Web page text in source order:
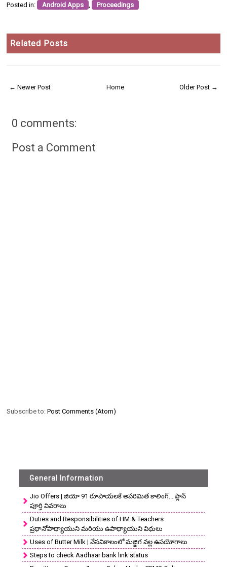
Posted in: Android Apps Proceedings
Related Posts
← Newer Post Older Post →
Home
0 comments:
Post a Comment
Subscribe to:Post Comments (Atom)
General Information
Jio Offers | జియో 91 రూపాయలకే అపరిమిత కాలింగ్... ప్లాన్
పూర్తి వివరాలు
Duties and Responsibilities of HM & Teachers
ప్రధానోపాధ్యాయుని మరియు ఉపాధ్యాయుని విధులు
Uses of Butter Milk | వేసవికాలంలో మజ్జిగ వల్ల ఉపయోగాలు
Steps to check Aadhaar bank link status